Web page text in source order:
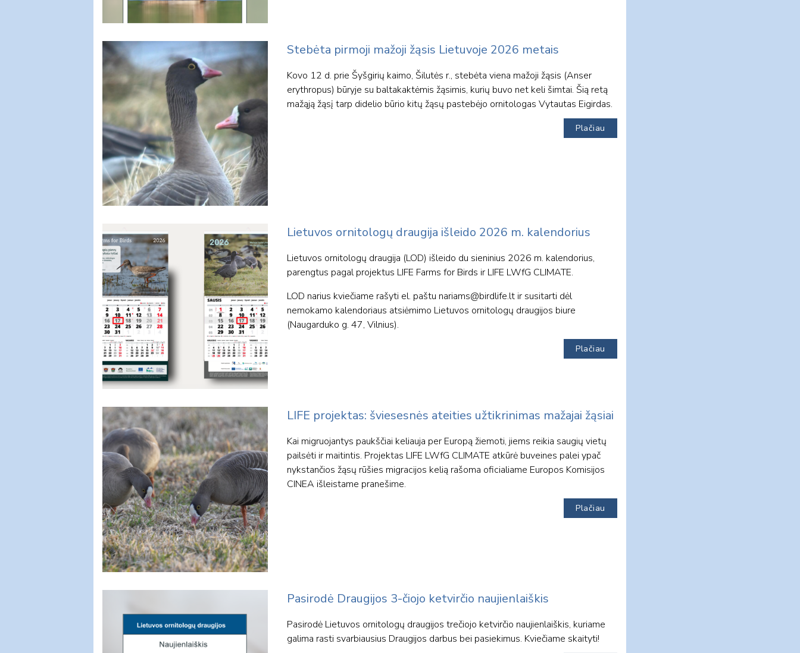
Stebėta pirmoji mažoji žąsis Lietuvoje 2026 metais
Kovo 12 d. prie Šyšgirių kaimo, Šilutės r., stebėta viena mažoji žąsis (Anser
erythropus) būryje su baltakaktėmis žąsimis, kurių buvo net keli šimtai. Šią retą
mažąją žąsį tarp didelio būrio kitų žąsų pastebėjo ornitologas Vytautas Eigirdas.
Plačiau
Lietuvos ornitologų draugija išleido 2026 m. kalendorius
Lietuvos ornitologų draugija (LOD) išleido du sieninius 2026 m. kalendorius,
parengtus pagal projektus LIFE Farms for Birds ir LIFE LWfG CLIMATE.
LOD narius kviečiame rašyti el. paštu nariams@birdlife.ltir susitarti dėl
nemokamo kalendoriaus atsiėmimo Lietuvos ornitologų draugijos biure
(Naugarduko g. 47, Vilnius).
Plačiau
LIFE projektas: šviesesnės ateities užtikrinimas mažajai žąsiai
Kai migruojantys paukščiai keliauja per Europą žiemoti, jiems reikia saugių vietų
pailsėti ir maitintis. Projektas LIFE LWfG CLIMATE atkūrė buveines palei ypač
nykstančios žąsų rūšies migracijos kelią rašoma oficialiame Europos Komisijos
CINEA išleistame pranešime.
Plačiau
Pasirodė Draugijos 3-čiojo ketvirčio naujienlaiškis
Pasirodė Lietuvos ornitologų draugijos trečiojo ketvirčio naujienlaiškis, kuriame
galima rasti svarbiausius Draugijos darbus bei pasiekimus. Kviečiame skaityti!